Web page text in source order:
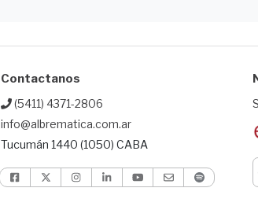
Contactanos
(5411) 4371-2806
info@albrematica.com.ar
Tucumán 1440 (1050) CABA